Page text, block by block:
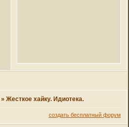
» Жесткое хайку. Идиотека.
создать бесплатный форум